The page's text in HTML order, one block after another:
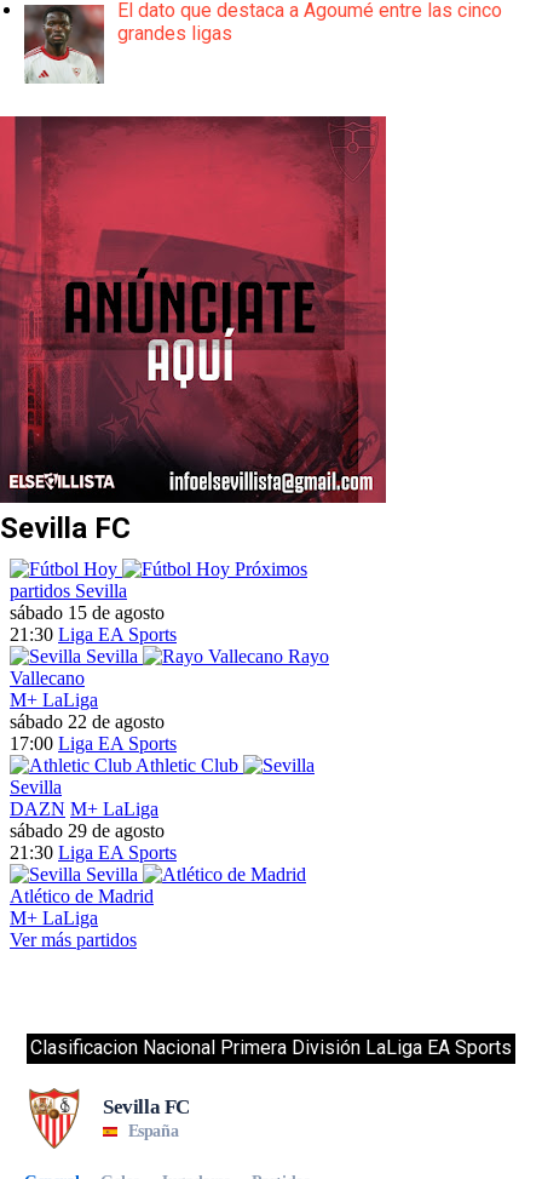
El dato que destaca a Agoumé entre las cinco
grandes ligas
Sevilla FC
Clasificacion Nacional Primera División LaLiga EA Sports